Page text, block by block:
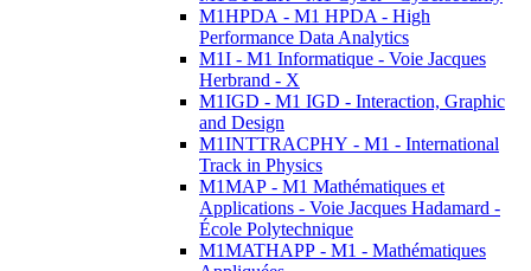
M1HPDA - M1 HPDA - High
Performance Data Analytics
M1I - M1 Informatique - Voie Jacques
Herbrand - X
M1IGD - M1 IGD - Interaction, Graphic
and Design
M1INTTRACPHY - M1 - International
Track in Physics
M1MAP - M1 Mathématiques et
Applications - Voie Jacques Hadamard -
École Polytechnique
M1MATHAPP - M1 - Mathématiques